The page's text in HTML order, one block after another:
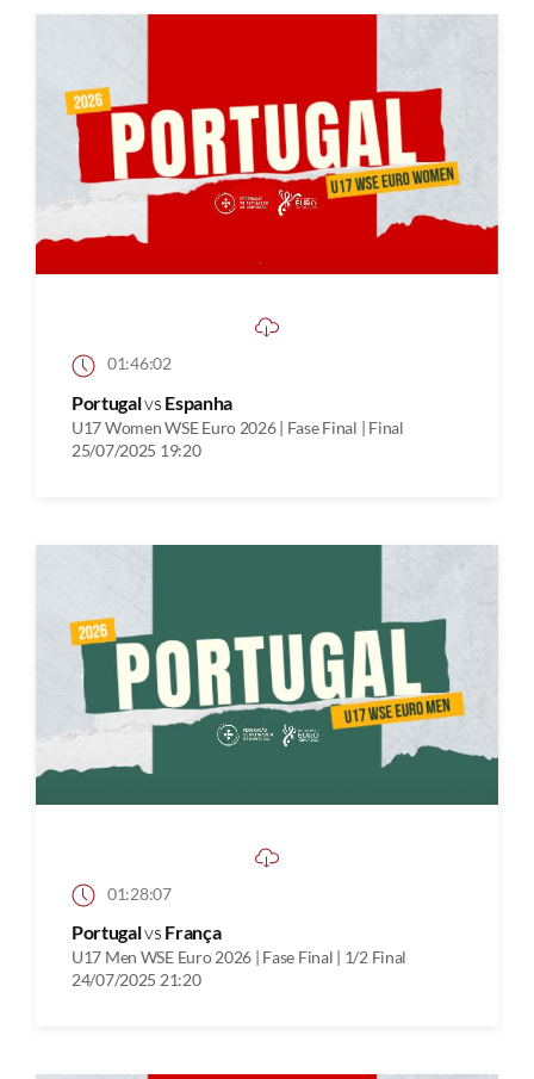
01:46:02
Portugalvs Espanha
U17 Women WSE Euro 2026 | Fase Final | Final
25/07/2025 19:20
01:28:07
Portugalvs França
U17 Men WSE Euro 2026 | Fase Final | 1/2 Final
24/07/2025 21:20